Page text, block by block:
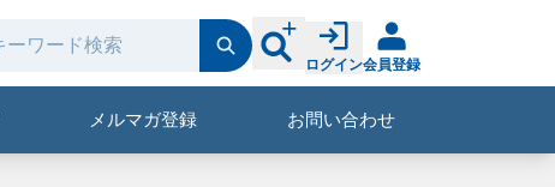
ログイン会員登録
メルマガ登録 お問い合わせ